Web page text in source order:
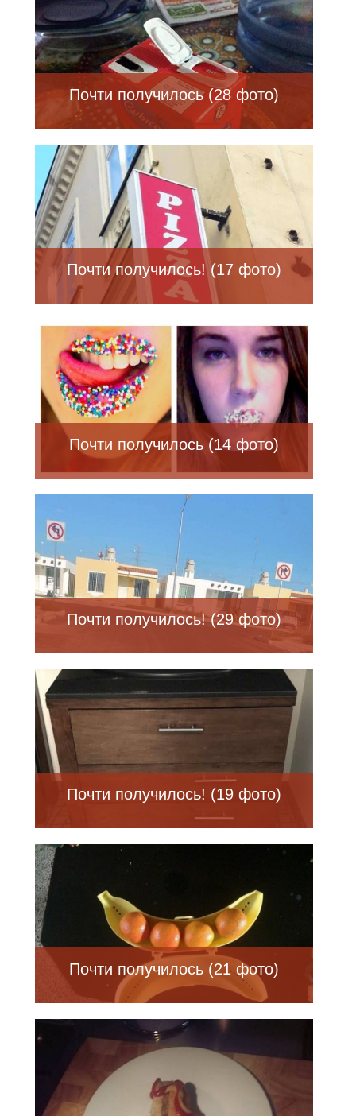
Почти получилось (28 фото)
Почти получилось! (17 фото)
Почти получилось (14 фото)
Почти получилось! (29 фото)
Почти получилось! (19 фото)
Почти получилось (21 фото)